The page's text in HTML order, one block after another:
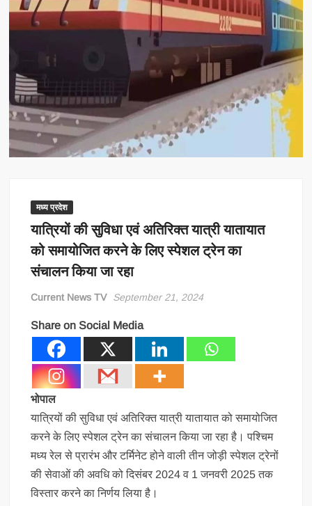
मध्य प्रदेश
यात्रियों की सुविधा एवं अतिरिक्त यात्री यातायात
को समायोजित करने के लिए स्पेशल ट्रेन का
संचालन किया जा रहा
Current News TV September 21, 2024
Share on Social Media
भोपाल
यात्रियों की सुविधा एवं अतिरिक्त यात्री यातायात को समायोजित
करने के लिए स्पेशल ट्रेन का संचालन किया जा रहा है। पश्चिम
मध्य रेल से प्रारंभ और टर्मिनेट होने वाली तीन जोड़ी स्पेशल ट्रेनों
की सेवाओं की अवधि को दिसंबर 2024 व 1 जनवरी 2025 तक
विस्तार करने का निर्णय लिया है।